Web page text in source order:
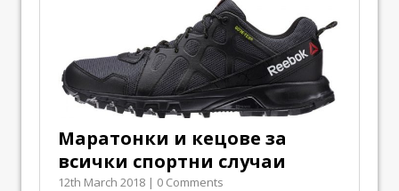
Маратонки и кецове за
всички спортни случаи
12th March 2018 | 0 Comments